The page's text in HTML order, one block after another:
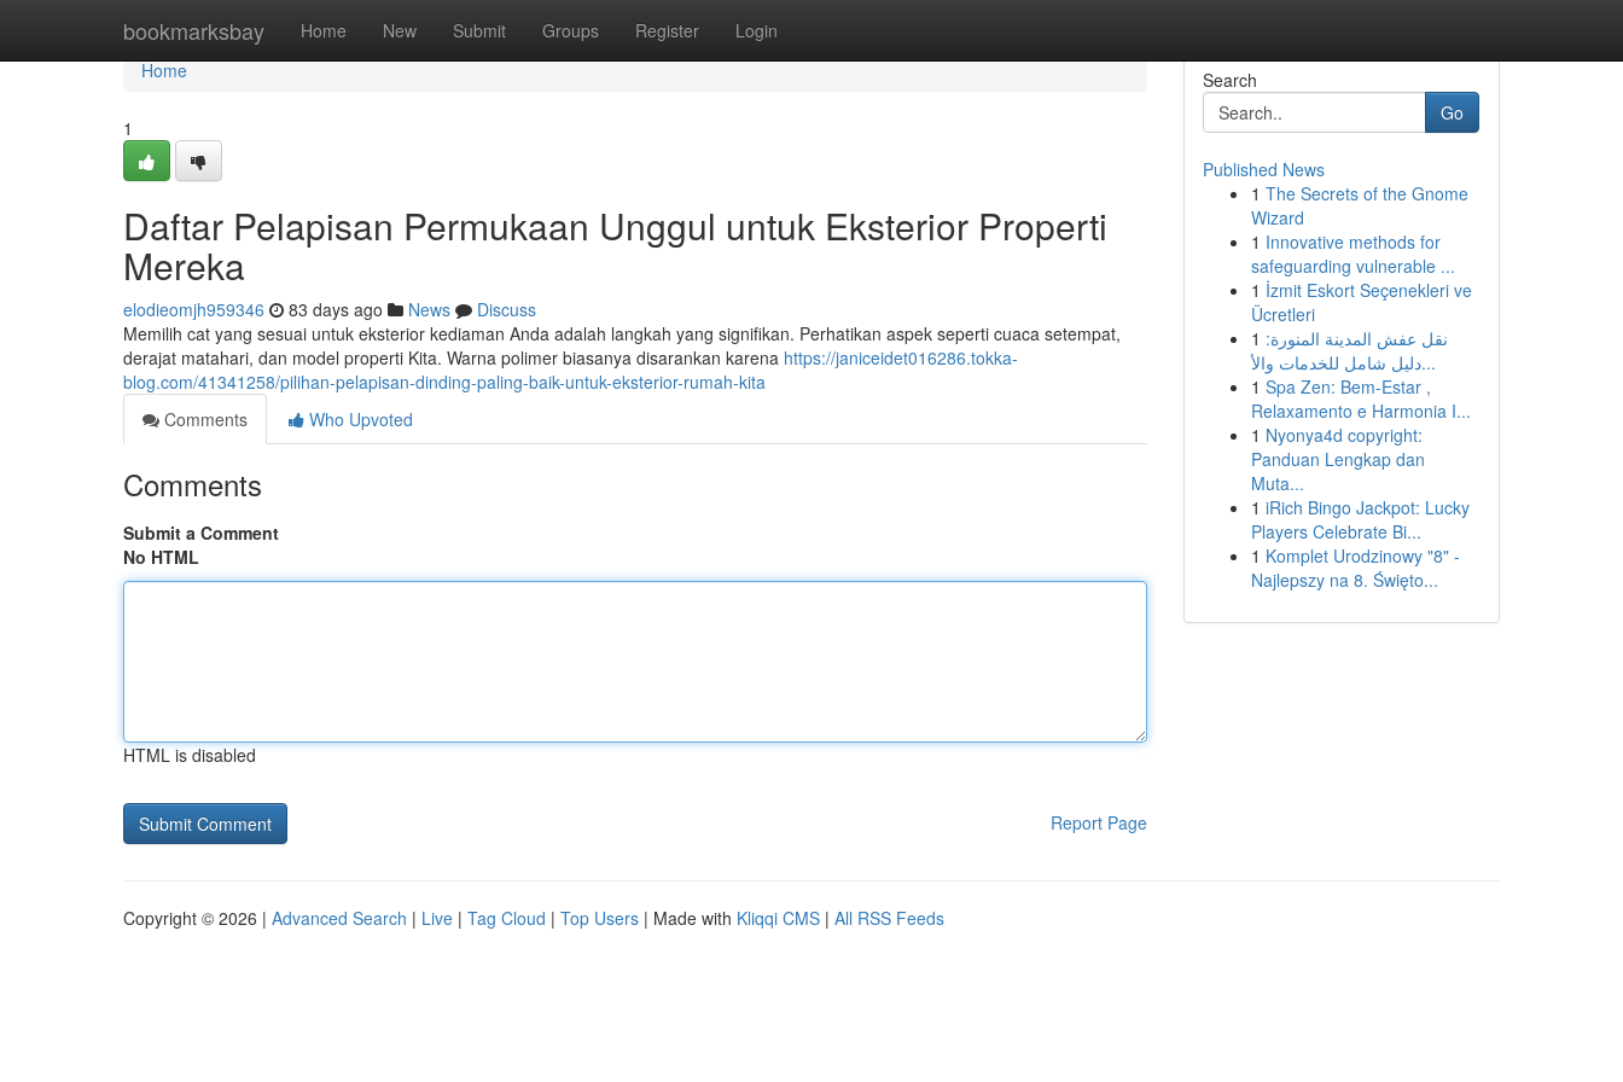
bookmarksbay Home New Submit Groups Register Login
Home
Home
1
Daftar Pelapisan Permukaan Unggul untuk Eksterior Properti
Mereka
elodieomjh959346 83 days ago News
Discuss
Memilih cat yang sesuai untuk eksterior kediaman Anda adalah langkah yang signifikan. Perhatikan aspek seperti cuaca setempat,
derajat matahari, dan model properti Kita. Warna polimer biasanya disarankan karena https://janiceidet016286.tokka-
blog.com/41341258/pilihan-pelapisan-dinding-paling-baik-untuk-eksterior-rumah-kita
Comments
Who Upvoted
Comments
Submit a Comment
No HTML
HTML is disabled
Report Page
Search
Go
Published News
1 The Secrets of the Gnome
Wizard
1 Innovative methods for
safeguarding vulnerable ...
1 İzmit Eskort Seçenekleri ve
Ücretleri
1 نقل عفش المدينة المنورة:
دليل شامل للخدمات والأ...
1 Spa Zen: Bem-Estar ,
Relaxamento e Harmonia I...
1 Nyonya4d copyright:
Panduan Lengkap dan
Muta...
1 iRich Bingo Jackpot: Lucky
Players Celebrate Bi...
1 Komplet Urodzinowy "8" -
Najlepszy na 8. Święto...
Copyright © 2026 | Advanced Search | Live | Tag Cloud | Top Users | Made with Kliqqi CMS | All RSS Feeds